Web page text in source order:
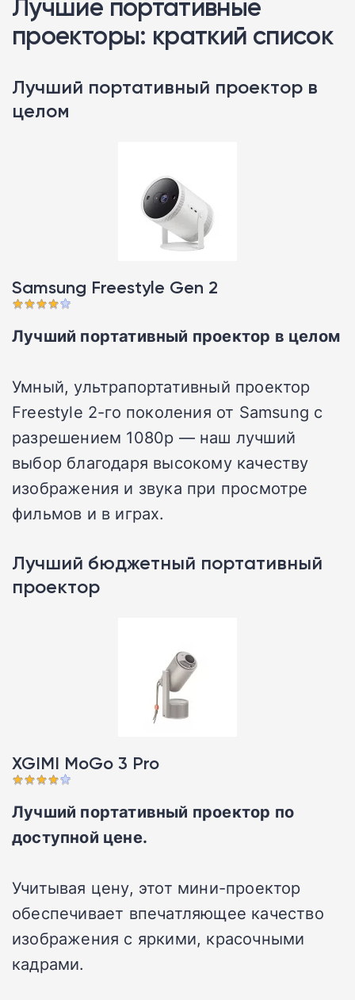
Лучшие портативные
проекторы: краткий список
Лучший портативный проектор в
целом
Samsung Freestyle Gen 2
Лучший портативный проектор в целом
Умный, ультрапортативный проектор
Freestyle 2-го поколения от Samsung с
разрешением 1080p — наш лучший
выбор благодаря высокому качеству
изображения и звука при просмотре
фильмов и в играх.
Лучший бюджетный портативный
проектор
XGIMI MoGo 3 Pro
Лучший портативный проектор по
доступной цене.
Учитывая цену, этот мини-проектор
обеспечивает впечатляющее качество
изображения с яркими, красочными
кадрами.